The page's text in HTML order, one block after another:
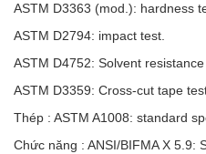
ASTM D3363 (mod.): hardness
ASTM D2794: impact test.
ASTM D4752: Solvent resistance
ASTM D3359: Cross-cut tape
Thép : ASTM A1008: standard
Chức năng : ANSI/BIFMA X 5.9: